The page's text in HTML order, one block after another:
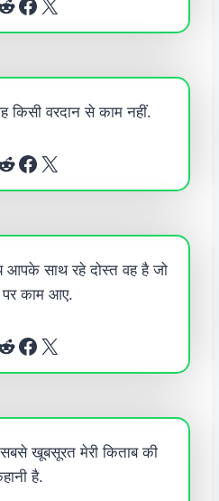
किसी वरदान से काम नहीं.
Facebook X
आपके साथ रहे दोस्त वह है जो
काम आए.
Facebook X
खूबसूरत मेरी किताब की
है.